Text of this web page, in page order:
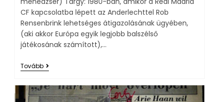
CF kapcsolatba lépett az Anderlechttel Rob
Rensenbrink lehetséges átigazolásának ügyében,
(aki akkor Európa egyik legjobb balszélső
játékosának számított),…
Tovább